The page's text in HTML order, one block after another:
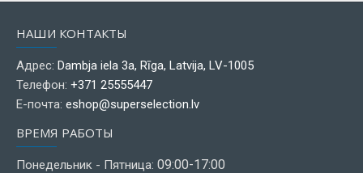
НАШИ КОНТАКТЫ
Адрес: Dambja iela 3a, Rīga, Latvija, LV-1005
Телефон: +371 25555447
Е-почта: eshop@superselection.lv
ВРЕМЯ РАБОТЫ
Понедельник - Пятница: 09:00-17:00